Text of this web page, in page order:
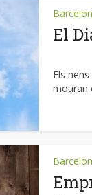
El
Els
mouran